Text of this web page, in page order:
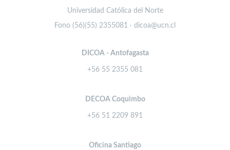
Universidad Católica del Norte
Fono (56)(55) 2355081 · dicoa@ucn.cl
DICOA - Antofagasta
+56 55 2355 081
DECOA Coquimbo
+56 51 2209 891
Oficina Santiago